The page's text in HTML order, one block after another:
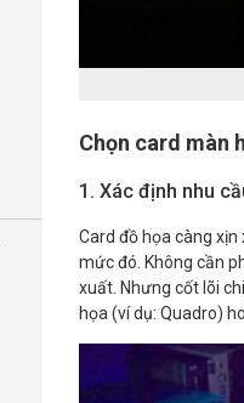
Chọn card màn
1. Xác định nhu
Card đồ họa càng
mức đó. Không cần
xuất. Nhưng cốt lõi
họa (ví dụ: Quadro)